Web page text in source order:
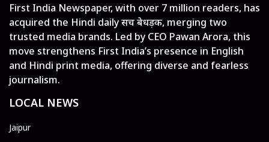
First India Newspaper, with over 7 million readers, has
acquired the Hindi daily सच बेधड़क, merging two
trusted media brands. Led by CEO Pawan Arora, this
move strengthens First India’s presence in English
and Hindi print media, offering diverse and fearless
journalism.
LOCAL NEWS
Jaipur